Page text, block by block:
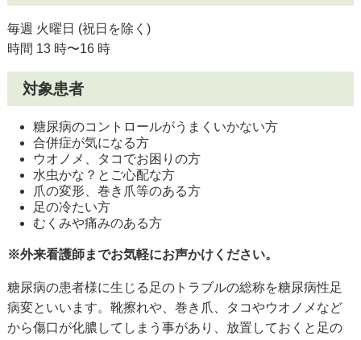
毎週 火曜日 (祝日を除く)
時間 13 時〜16 時
対象患者
糖尿病のコントロールがうまくいかない方
合併症が気になる方
ウオノメ、タコでお困りの方
水虫かな？とご心配な方
爪の変形、巻き爪等のある方
足の冷たい方
むくみや痛みのある方
※外来看護師までお気軽にお声かけください。
糖尿病の患者様に生じる足のトラブルの総称を糖尿病性足
病変といいます。靴擦れや、巻き爪、タコやウオノメなど
から傷口が化膿してしまう事があり、放置しておくと足の